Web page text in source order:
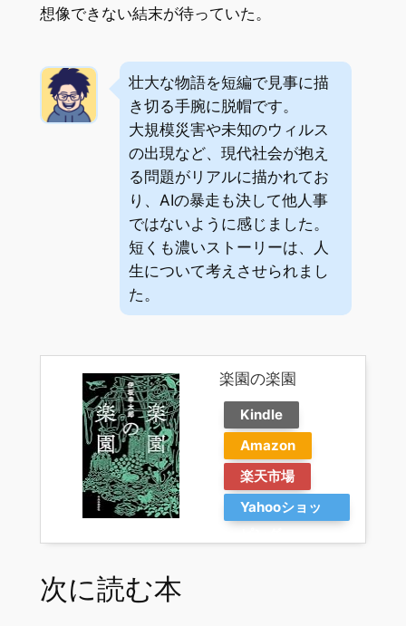
想像できない結末が待っていた。
壮大な物語を短編で見事に描
き切る手腕に脱帽です。
大規模災害や未知のウィルス
の出現など、現代社会が抱え
る問題がリアルに描かれてお
り、AIの暴走も決して他人事
ではないように感じました。
短くも濃いストーリーは、人
生について考えさせられまし
た。
楽園の楽園
Kindle
Amazon
楽天市場
Yahooショッ
次に読む本